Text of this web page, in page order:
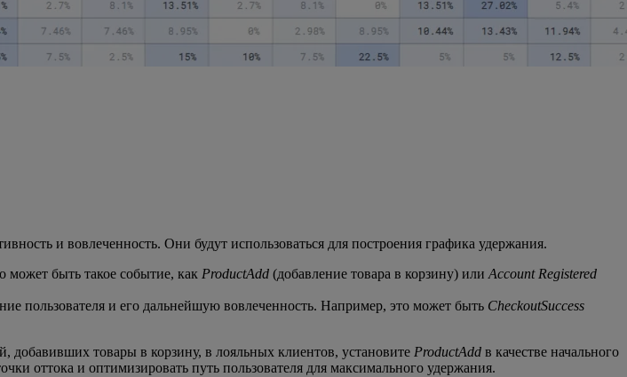
и вовлеченность. Они будут использоваться для построения графика удержания.
может быть такое событие, как ProductAdd (добавление товара в корзину) или Account Registered
пользователя и его дальнейшую вовлеченность. Например, это может быть CheckoutSuccess
добавивших товары в корзину, в лояльных клиентов, установите ProductAdd в качестве начального
оттока и оптимизировать путь пользователя для максимального удержания.